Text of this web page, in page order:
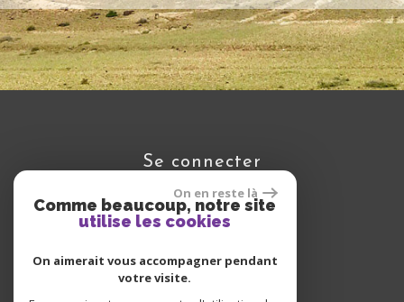
On en reste là
Comme beaucoup, notre site
utilise les cookies
On aimerait vous accompagner pendant
votre visite.
se connecter
Espace propriétaire